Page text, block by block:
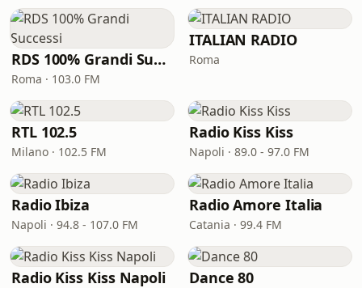
RDS 100% Grandi Successi
Roma · 103.0 FM
ITALIAN RADIO
Roma
RTL 102.5
Milano · 102.5 FM
Radio Kiss Kiss
Napoli · 89.0 - 97.0 FM
Radio Ibiza
Napoli · 94.8 - 107.0 FM
Radio Amore Italia
Catania · 99.4 FM
Radio Kiss Kiss Napoli Dance 80